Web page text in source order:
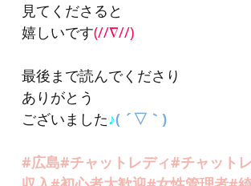
見てくださると
嬉しいです(//∇//)
最後まで読んでくださり
ありがとう
ございました♪( ´▽｀)
#広島#チャットレディ#チャット